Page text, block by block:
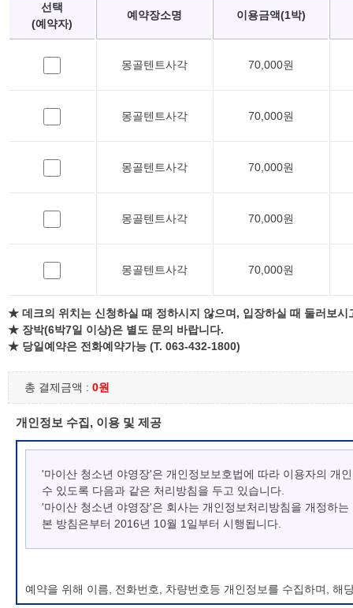
선택
(예약자)
예약장소명 이용금액(1박)
몽골텐트사각 70,000원
몽골텐트사각 70,000원
몽골텐트사각 70,000원
몽골텐트사각 70,000원
몽골텐트사각 70,000원
★ 데크의 위치는 신청하실 때 정하시지 않으며, 입장하실 때 둘러보시
★ 장박(6박7일 이상)은 별도 문의 바랍니다.
★ 당일예약은 전화예약가능 (T. 063-432-1800)
총 결제금액 : 0원
개인정보 수집, 이용 및 제공
'마이산 청소년 야영장'은 개인정보보호법에 따라 이용자의 개
수 있도록 다음과 같은 처리방침을 두고 있습니다.
'마이산 청소년 야영장'은 회사는 개인정보처리방침을 개정하
본 방침은부터 2016년 10월 1일부터 시행됩니다.
예약을 위해 이름, 전화번호, 차량번호등 개인정보를 수집하며, 해